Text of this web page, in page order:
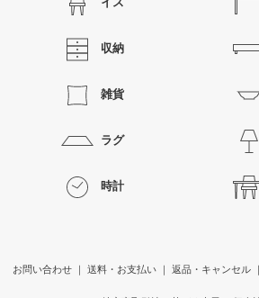
イス
収納
雑貨
ラグ
時計
お問い合わせ ｜ 送料・お支払い ｜ 返品・キャンセル